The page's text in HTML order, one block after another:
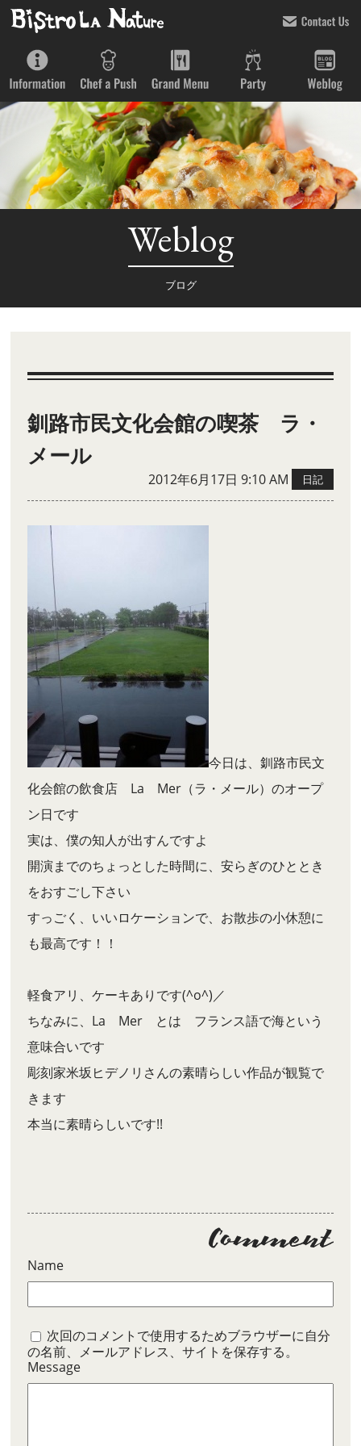
Weblog
ブログ
釧路市民文化会館の喫茶 ラ・
メール
2012年6月17日 9:10 AM 日記
今日は、釧路市民文
化会館の飲食店 La Mer（ラ・メール）のオープ
ン日です
実は、僕の知人が出すんですよ
開演までのちょっとした時間に、安らぎのひととき
をおすごし下さい
すっごく、いいロケーションで、お散歩の小休憩に
も最高です！！
軽食アリ、ケーキありです(^o^)／
ちなみに、La Mer とは フランス語で海という
意味合いです
彫刻家米坂ヒデノリさんの素晴らしい作品が観覧で
きます
本当に素晴らしいです!!
Name
次回のコメントで使用するためブラウザーに自分
の名前、メールアドレス、サイトを保存する。
Message